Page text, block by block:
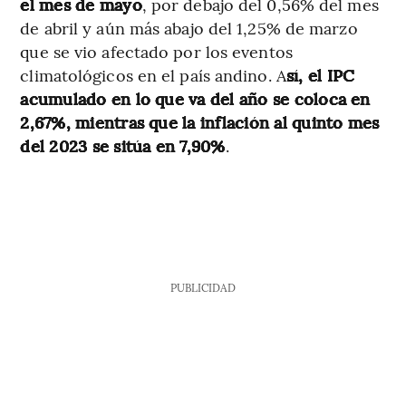
de abril y aún más abajo del 1,25% de marzo
que se vio afectado por los eventos
climatológicos en el país andino. Así, el IPC
acumulado en lo que va del año se coloca en
2,67%, mientras que la inflación al quinto mes
del 2023 se sitúa en 7,90%.
PUBLICIDAD